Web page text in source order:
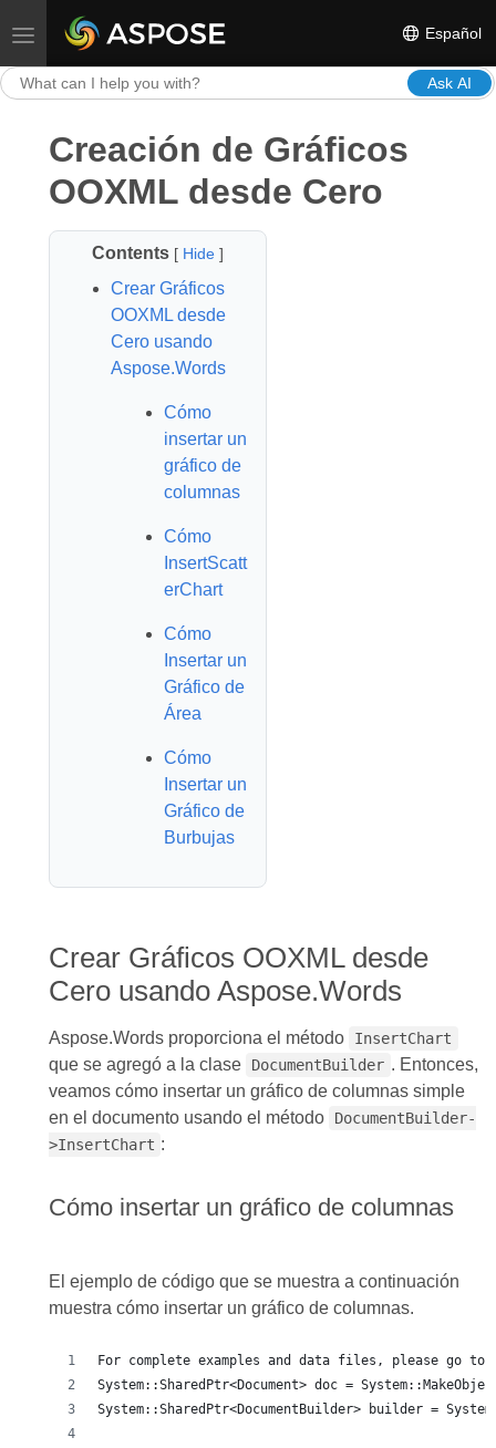
Toggle navigation Español
Ask AI
Creación de Gráficos
OOXML desde Cero
Contents [ Hide]
Crear Gráficos
OOXML desde
Cero usando
Aspose.Words
Cómo
insertar un
gráfico de
columnas
Cómo
InsertScatt
erChart
Cómo
Insertar un
Gráfico de
Área
Cómo
Insertar un
Gráfico de
Burbujas
Crear Gráficos OOXML desde
Cero usando Aspose.Words
Aspose.Words proporciona el método InsertChart
que se agregó a la clase DocumentBuilder . Entonces,
veamos cómo insertar un gráfico de columnas simple
en el documento usando el método
DocumentBuilder-
>InsertChart :
Cómo insertar un gráfico de columnas
El ejemplo de código que se muestra a continuación
muestra cómo insertar un gráfico de columnas.
For complete examples and data files, please go to
System::SharedPtr<Document> doc =
System::SharedPtr<DocumentBuilder> builder =